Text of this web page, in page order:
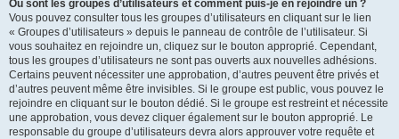
Où sont les groupes d’utilisateurs et comment puis-je en rejoindre un ?
Vous pouvez consulter tous les groupes d’utilisateurs en cliquant sur le lien
« Groupes d’utilisateurs » depuis le panneau de contrôle de l’utilisateur. Si
vous souhaitez en rejoindre un, cliquez sur le bouton approprié. Cependant,
tous les groupes d’utilisateurs ne sont pas ouverts aux nouvelles adhésions.
Certains peuvent nécessiter une approbation, d’autres peuvent être privés et
d’autres peuvent même être invisibles. Si le groupe est public, vous pouvez le
rejoindre en cliquant sur le bouton dédié. Si le groupe est restreint et nécessite
une approbation, vous devez cliquer également sur le bouton approprié. Le
responsable du groupe d’utilisateurs devra alors approuver votre requête et